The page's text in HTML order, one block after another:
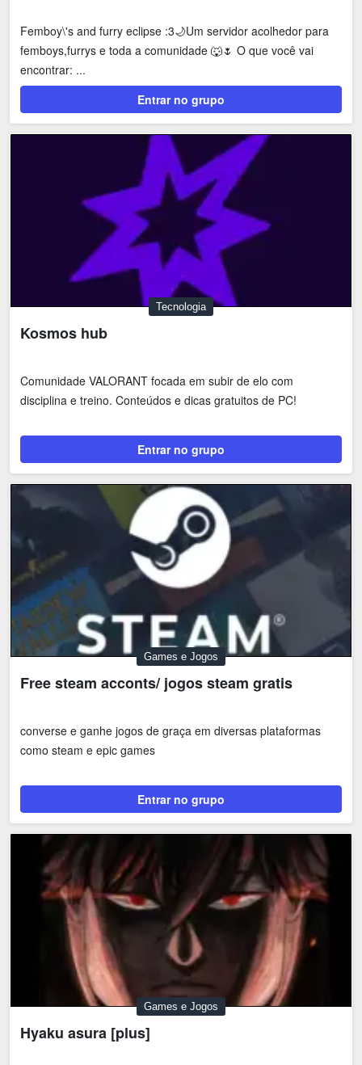
Femboy\'s and furry eclipse :3🌙Um servidor acolhedor para
femboys,furrys e toda a comunidade 🐺🌷 O que você vai
encontrar: ...
Entrar no grupo
Tecnologia
Kosmos hub
Comunidade VALORANT focada em subir de elo com
disciplina e treino. Conteúdos e dicas gratuitos de PC!
Entrar no grupo
Games e Jogos
Free steam acconts/ jogos steam gratis
converse e ganhe jogos de graça em diversas plataformas
como steam e epic games
Entrar no grupo
Games e Jogos
Hyaku asura [plus]